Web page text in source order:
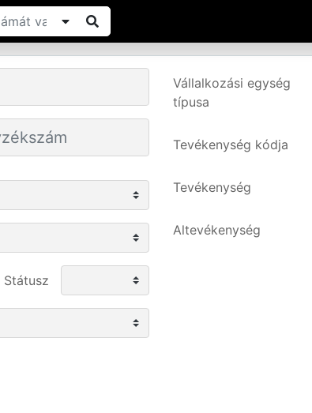
Vállalkozási egység
típusa
Tevékenység kódja
Tevékenység
Altevékenység
Státusz